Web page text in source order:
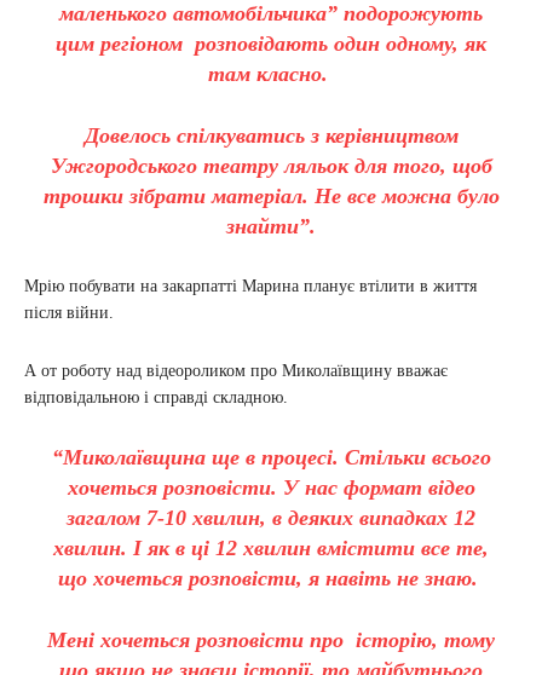
маленького автомобільчика” подорожують
цим регіоном розповідають один одному, як
там класно.
Довелось спілкуватись з керівництвом
Ужгородського театру ляльок для того, щоб
трошки зібрати матеріал. Не все можна було
знайти”.
Мрію побувати на закарпатті Марина планує втілити в життя
після війни.
А от роботу над відеороликом про Миколаївщину вважає
відповідальною і справді складною.
“Миколаївщина ще в процесі. Стільки всього
хочеться розповісти. У нас формат відео
загалом 7-10 хвилин, в деяких випадках 12
хвилин. І як в ці 12 хвилин вмістити все те,
що хочеться розповісти, я навіть не знаю.
Мені хочеться розповісти про історію, тому